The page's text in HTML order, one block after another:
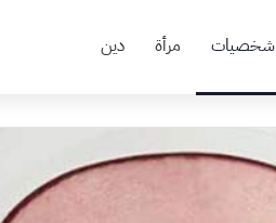
شخصيات مرأة دين